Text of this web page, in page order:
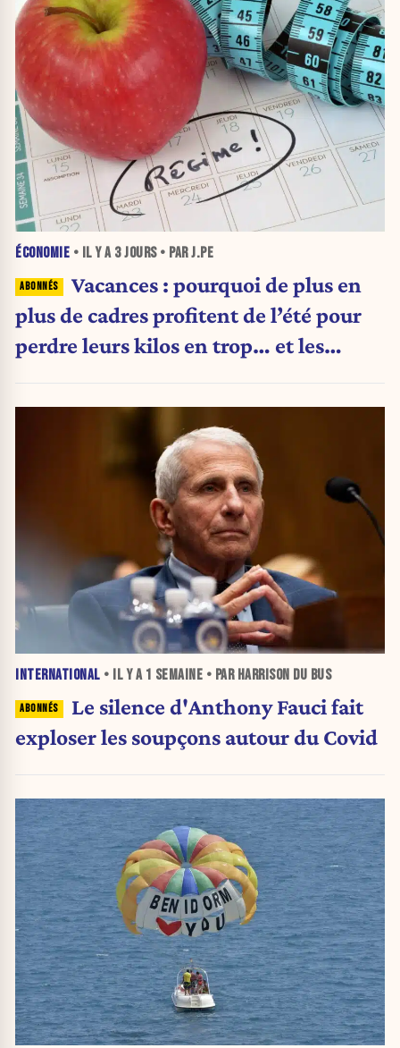
ÉCONOMIE • IL Y A 3 JOURS• PAR J.PE
Vacances : pourquoi de plus en
plus de cadres profitent de l’été pour
perdre leurs kilos en trop… et les
arriver
INTERNATIONAL • IL Y A 1 SEMAINE • PAR HARRISON DU BUS
Le silence d'Anthony Fauci fait
exploser les soupçons autour du Covid